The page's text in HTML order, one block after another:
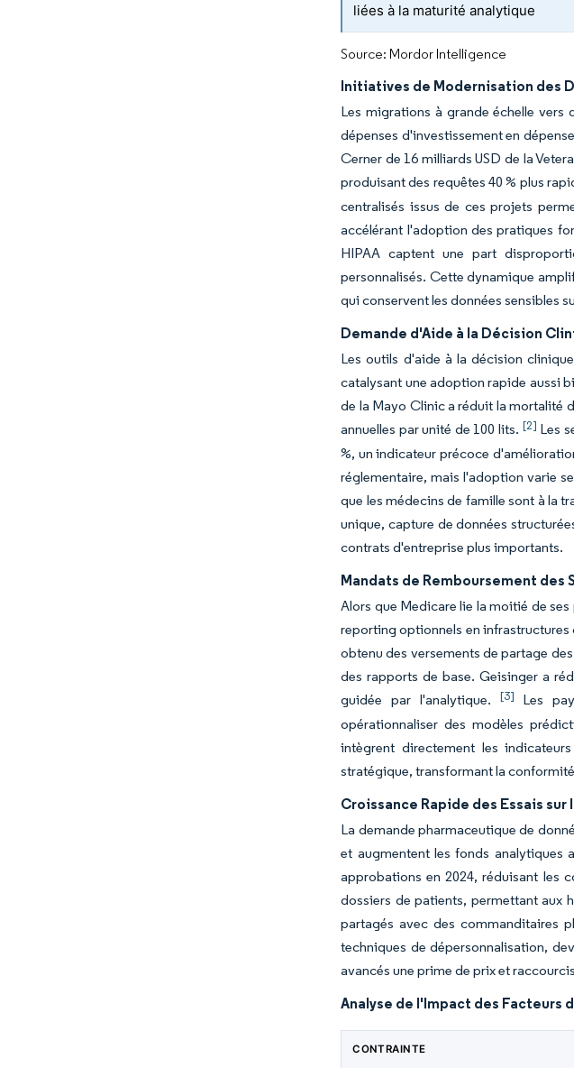
liées à la maturité analytique
Source: Mordor Intelligence
Initiatives de Modernisation des
Les migrations à grande échelle
dépenses d'investissement en
Cerner de 16 milliards USD de la
produisant des requêtes 40 % plus
centralisés issus de ces projets
accélérant l'adoption des pratiques
HIPAA captent une part
personnalisés. Cette dynamique
qui conservent les données sensibles
Demande d'Aide à la Décision
Les outils d'aide à la décision
catalysant une adoption rapide aussi
de la Mayo Clinic a réduit la mortalité
annuelles par unité de 100 lits. [2] Les
%, un indicateur précoce
réglementaire, mais l'adoption varie
que les médecins de famille sont à la
unique, capture de données
contrats d'entreprise plus importants.
Mandats de Remboursement des
Alors que Medicare lie la moitié de
reporting optionnels en infrastructures
obtenu des versements de partage
des rapports de base. Geisinger a
guidée par l'analytique. [3] Les
opérationnaliser des modèles
intègrent directement les
stratégique, transformant la
Croissance Rapide des Essais
La demande pharmaceutique de
et augmentent les fonds analytiques
approbations en 2024, réduisant les
dossiers de patients, permettant aux
partagés avec des commanditaires
techniques de dépersonnalisation,
avancés une prime de prix et
Analyse de l'Impact des Facteurs
CONTRAINTE